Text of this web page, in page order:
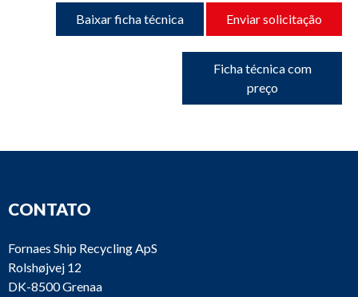
Baixar ficha técnica Enviar solicitação
Ficha técnica com
preço
CONTATO
Fornaes Ship Recycling ApS
Rolshøjvej 12
DK-8500 Grenaa